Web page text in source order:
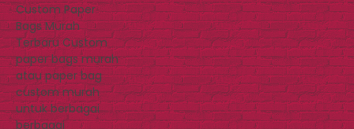
Custom Paper
Bags Murah
Terbaru Custom
paper bags murah
atau paper bag
custom murah
untuk berbagai
berbagai